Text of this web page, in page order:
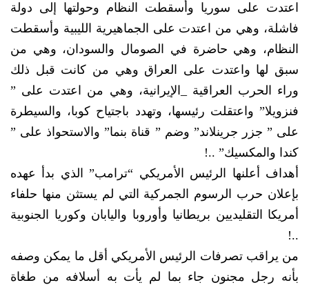
اعتدت على سوريا وأسقطت النظام وحولتها إلى دولة
فاشلة، وهي من اعتدت على الجماهيرية الليبية وأسقطت
النظام، وهي حاضرة في الصومال والسودان، وهي من
سبق لها واعتدت على العراق وهي من كانت قبل ذلك
وراء الحرب العراقية _الإيرانية، وهي من اعتدت على ”
فنزويلا” واعتقلت رئيسها، وتهدد باجتياح كوبا، والسيطرة
على ” جزر جرينلاند” وضم ” قناة بنما” والاستحواذ على ”
كندا والمكسيك” ..!
أهداف أعلنها الرئيس الأمريكي “ترامب” الذي بدأ عهده
بإعلان حرب الرسوم الجمركية التي لم يستثن منها حلفاء
أمريكا التقليديين بريطانيا وأوروبا واليابان وكوريا الجنوبية
..!
من يراقب تصرفات الرئيس الأمريكي أقل ما يمكن وصفه
بأنه رجل مجنون جاء بما لم يأت به أسلافه من طغاة